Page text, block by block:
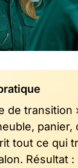
de transition
panier,
tout ce qui
Résultat :